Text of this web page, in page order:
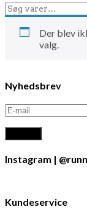
Søg
efter:
Der blev
valg.
Nyhedsbrev
Instagram |
Kundeservice